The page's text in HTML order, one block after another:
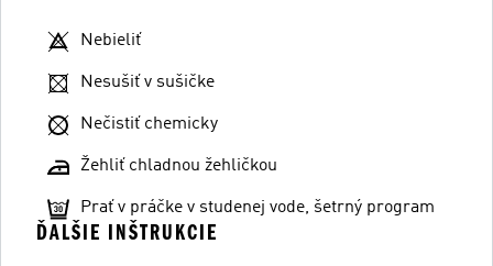
Nebieliť
Nesušiť v sušičke
Nečistiť chemicky
Žehliť chladnou žehličkou
Prať v práčke v studenej vode, šetrný program
ĎALŠIE INŠTRUKCIE